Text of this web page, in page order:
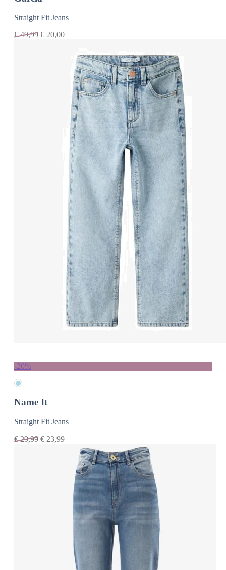
Straight Fit Jeans
€49,99 € 20,00
-20%
Name It
Straight Fit Jeans
€29,99 € 23,99